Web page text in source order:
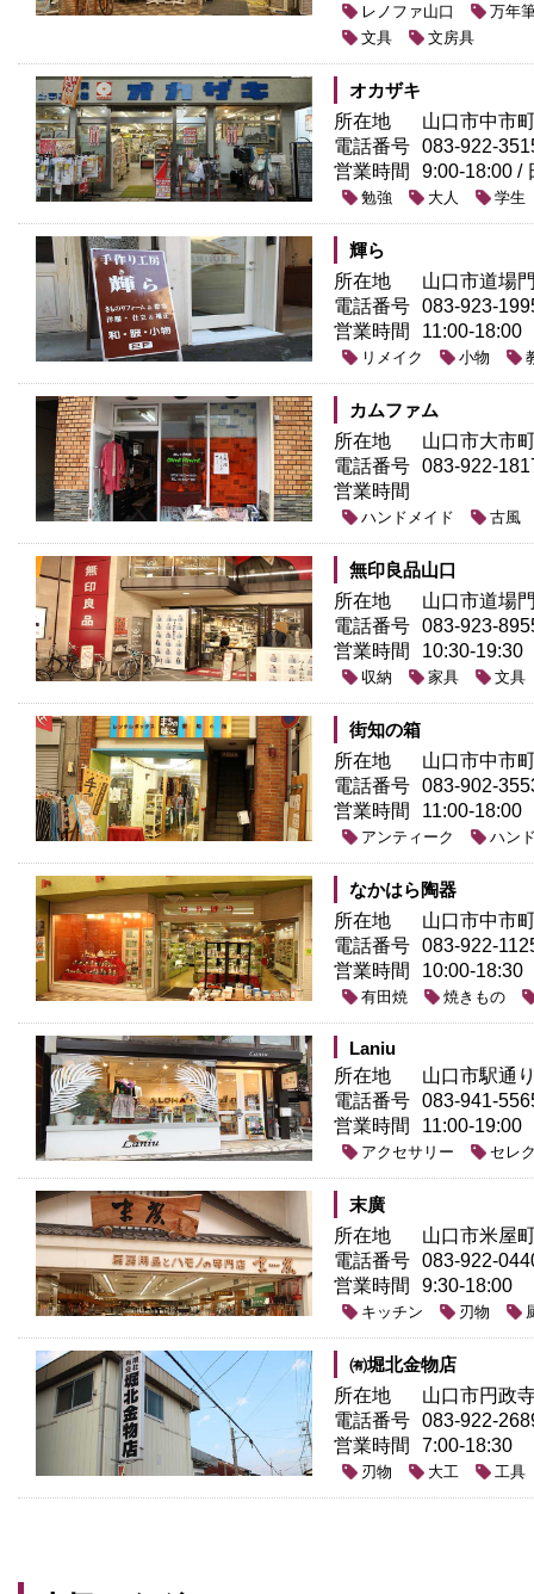
レノファ山口
万年
文具
文房具
オカザキ
所在地
山口市中市
電話番号 083-922-
営業時間
9:00-18:00 /
勉強 大人 学生
輝ら
所在地
山口市道場
電話番号 083-923-
営業時間
11:00-18:00
リメイク 小物
カムファム
所在地
山口市大市
電話番号 083-922-
営業時間
ハンドメイド 古風
無印良品山口
所在地
山口市道場
電話番号 083-923-
営業時間
10:30-19:30
収納 家具 文具
街知の箱
所在地
山口市中市
電話番号 083-902-
営業時間
11:00-18:00
アンティーク ハン
なかはら陶器
所在地
山口市中市
電話番号 083-922-
営業時間
10:00-18:30
有田焼 焼きもの
Laniu
所在地
山口市駅通
電話番号 083-941-
営業時間
11:00-19:00
アクセサリー セレ
末廣
所在地
山口市米屋
電話番号 083-922-
営業時間
9:30-18:00
キッチン 刃物
㈲堀北金物店
所在地
山口市円政
電話番号 083-922-
営業時間
7:00-18:30
刃物 大工 工具